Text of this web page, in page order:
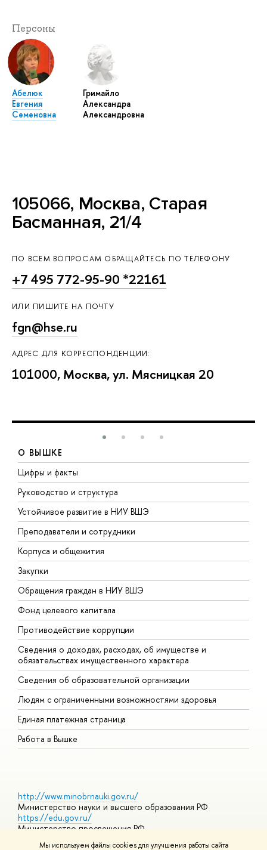
Мы используем файлы cookies для улучшения работы сайта
Персоны
Абелюк
Евгения
Семеновна
Гримайло
Александра
Александровна
105066, Москва, Старая
Басманная, 21/4
ПО ВСЕМ ВОПРОСАМ ОБРАЩАЙТЕСЬ ПО ТЕЛЕФОНУ
+7 495 772-95-90 *22161
ИЛИ ПИШИТЕ НА ПОЧТУ
fgn@hse.ru
АДРЕС ДЛЯ КОРРЕСПОНДЕНЦИИ:
101000, Москва, ул. Мясницкая 20
О ВЫШКЕ
Цифры и факты
Руководство и структура
Устойчивое развитие в НИУ ВШЭ
Преподаватели и сотрудники
Корпуса и общежития
Закупки
Обращения граждан в НИУ ВШЭ
Фонд целевого капитала
Противодействие коррупции
Сведения о доходах, расходах, об имуществе и
обязательствах имущественного характера
Сведения об образовательной организации
Людям с ограниченными возможностями здоровья
Единая платежная страница
Работа в Вышке
http://www.minobrnauki.gov.ru/
Министерство науки и высшего образования РФ
https://edu.gov.ru/
Министерство просвещения РФ
https://elearning.hse.ru/mooc